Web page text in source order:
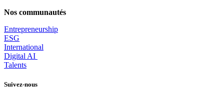
Nos communautés
Entrepreneurship
ESG
International
Digital AI
Talents
Suivez-nous